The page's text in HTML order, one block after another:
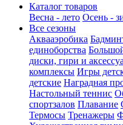
Каталог товаров
Весна - лето Осень -
Все сезоны
Аквааэробика
единоборства
диски, гири и
комплексы Игры
детские Наградная
Настольный теннис
спортзалов Плавание
Термосы Тренажеры